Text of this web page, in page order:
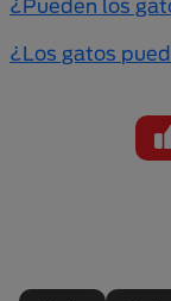
¿Pueden los
¿Los gatos